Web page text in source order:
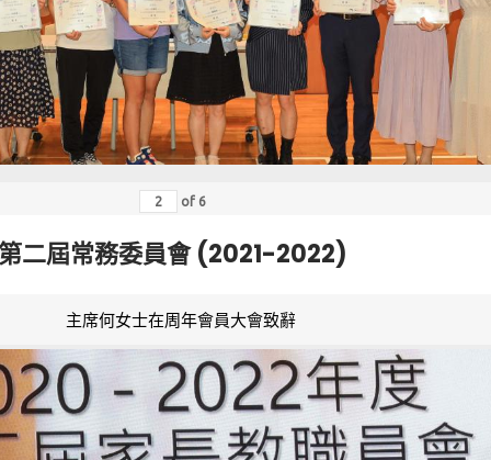
of 6
二屆常務委員會 (2021-2022)
主席何女士在周年會員大會致辭